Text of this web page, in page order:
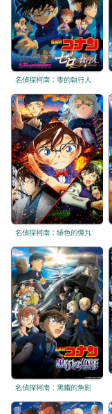
名偵探柯南：零的執行人
名偵探柯南：緋色的彈丸
名偵探柯南：黑鐵的魚影